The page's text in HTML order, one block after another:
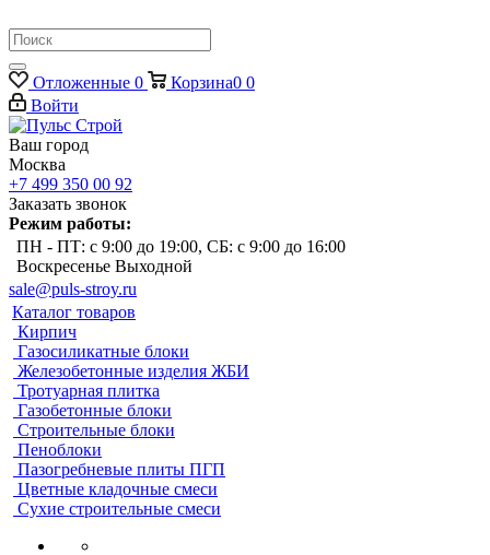
Отложенные 0 Корзина0 0
Войти
Ваш город
Москва
+7 499 350 00 92
Заказать звонок
Режим работы:
ПН - ПТ: с 9:00 до 19:00, СБ: с 9:00 до 16:00
Воскресенье Выходной
sale@puls-stroy.ru
Каталог товаров
Кирпич
Газосиликатные блоки
Железобетонные изделия ЖБИ
Тротуарная плитка
Газобетонные блоки
Строительные блоки
Пеноблоки
Пазогребневые плиты ПГП
Цветные кладочные смеси
Сухие строительные смеси